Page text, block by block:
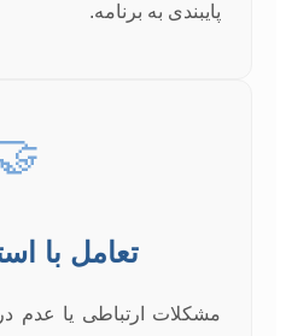
پایبندی به برنامه.
تعامل با
مشکلات ارتباطی یا عدم